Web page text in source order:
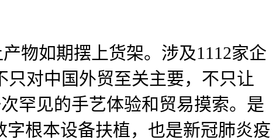
如期摆上货架。涉及1112家企
只对中国外贸至关主要，不只让
罕见的手艺体验和贸易摸索。是
根本设备扶植，也是新冠肺炎疫